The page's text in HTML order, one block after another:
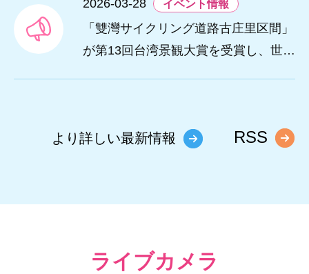
2026-03-28 イベント情報
「雙灣サイクリング道路古庄里区間」
が第13回台湾景観大賞を受賞し、世界
より詳しい最新情報 RSS
ライブカメラ